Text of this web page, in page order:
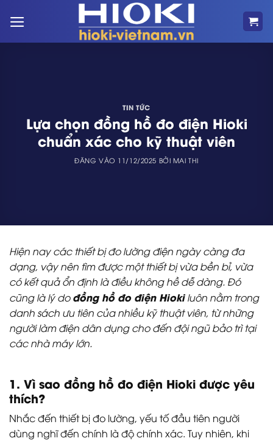
qua
TIN TỨC
Lựa chọn đồng hồ đo điện Hioki
chuẩn xác cho kỹ thuật viên
ĐĂNG VÀO 11/12/2025 BỞI MAI THI
Hiện nay các thiết bị đo lường điện ngày càng đa
dạng, vậy nên tìm được một thiết bị vừa bền bỉ, vừa
có kết quả ổn định là điều không hề dễ dàng. Đó
cũng là lý dođồng hồ đo điện Hiokiluôn nằm trong
danh sách ưu tiên của nhiều kỹ thuật viên, từ những
người làm điện dân dụng cho đến đội ngũ bảo trì tại
các nhà máy lớn.
1. Vì sao đồng hồ đo điện Hioki được yêu
thích?
Nhắc đến thiết bị đo lường, yếu tố đầu tiên người
dùng nghĩ đến chính là độ chính xác. Tuy nhiên, khi